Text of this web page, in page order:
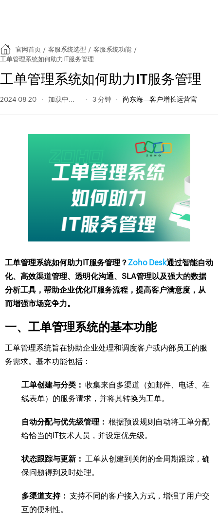
官网首页 / 客服系统选型 / 客服系统功能 /
工单管理系统如何助力IT服务管理
工单管理系统如何助力IT服务管理
2024-08-20 134 阅读量 3 分钟 尚东海—客户增长运营官
工单管理系统如何助力IT服务管理？Zoho Desk通过智能自动
化、高效渠道管理、透明化沟通、SLA管理以及强大的数据
分析工具，帮助企业优化IT服务流程，提高客户满意度，从
而增强市场竞争力。
一、工单管理系统的基本功能
工单管理系统旨在协助企业处理和调度客户或内部员工的服
务需求。基本功能包括：
工单创建与分类： 收集来自多渠道（如邮件、电话、在
线表单）的服务请求，并将其转换为工单。
自动分配与优先级管理： 根据预设规则自动将工单分配
给恰当的IT技术人员，并设定优先级。
状态跟踪与更新： 工单从创建到关闭的全周期跟踪，确
保问题得到及时处理。
多渠道支持： 支持不同的客户接入方式，增强了用户交
互的便利性。